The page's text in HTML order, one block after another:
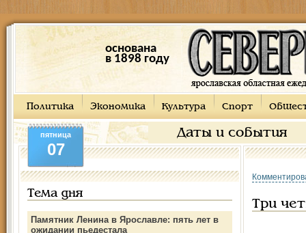
основана
в 1898 году
Политика Экономика Культура Спорт
Даты и события
пятница
07
Тема дня
Памятник Ленина в Ярославле: пять лет в
ожидании пьедестала
Три